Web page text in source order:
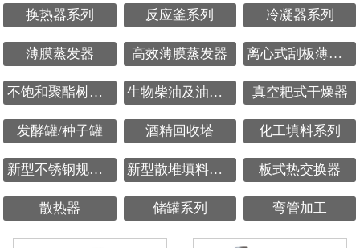
换热器系列 反应釜系列 冷凝器系列
薄膜蒸发器 高效薄膜蒸发器 离心式刮板薄膜蒸发器
不饱和聚酯树脂设备 生物柴油及油脂化工设备 真空耙式干燥器
发酵罐/种子罐 酒精回收塔 化工填料系列
新型不锈钢规整填料 新型散堆填料鲍尔环 板式热交换器
散热器 储罐系列 弯管加工